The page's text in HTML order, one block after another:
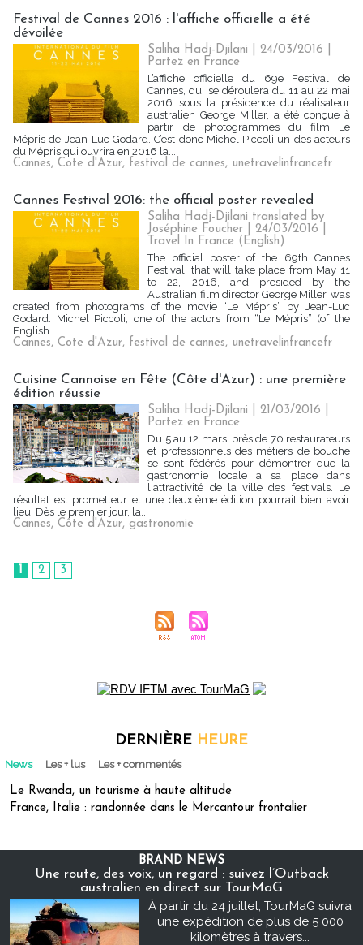
Festival de Cannes 2016 : l'affiche officielle a été
dévoilée
Saliha Hadj-Djilani | 24/03/2016
Partez en France
L’affiche officielle du 69e Festival de
Cannes, qui se déroulera du 11 au 22 mai
2016 sous la présidence du réalisateur
australien George Miller, a été conçue à
partir de photogrammes du film Le
Mépris de Jean-Luc Godard. C’est donc Michel Piccoli un des acteurs
du Mépris qui ouvrira en 2016 la...
Cannes, Cote d'Azur, festival de cannes, unetravelinfrancefr
Cannes Festival 2016: the official poster revealed
Saliha Hadj-Djilani translated by
Joséphine Foucher | 24/03/2016
Travel In France (English)
The official poster of the 69th Cannes
Festival, that will take place from May 11
to 22, 2016, and presided by the
Australian film director George Miller, was
created from photograms of the movie “Le Mépris” by Jean-Luc
Godard. Michel Piccoli, one of the actors from “Le Mépris” (of the
English...
Cannes, Cote d'Azur, festival de cannes, unetravelinfrancefr
Cuisine Cannoise en Fête (Côte d'Azur) : une première
édition réussie
Saliha Hadj-Djilani | 21/03/2016
Partez en France
Du 5 au 12 mars, près de 70 restaurateurs
et professionnels des métiers de bouche
se sont fédérés pour démontrer que la
gastronomie locale a sa place dans
l'attractivité de la ville des festivals. Le
résultat est prometteur et une deuxième édition pourrait bien avoir
lieu. Dès le premier jour, la...
Cannes, Côte d'Azur, gastronomie
1 2 3
DERNIÈRE HEURE
News Les + lus Les + commentés
Le Rwanda, un tourisme à haute altitude
France, Italie : randonnée dans le Mercantour frontalier
BRAND NEWS
Une route, des voix, un regard : suivez l’Outback
australien en direct sur TourMaG
À partir du 24 juillet, TourMaG suivra
une expédition de plus de 5 000
kilomètres à travers...